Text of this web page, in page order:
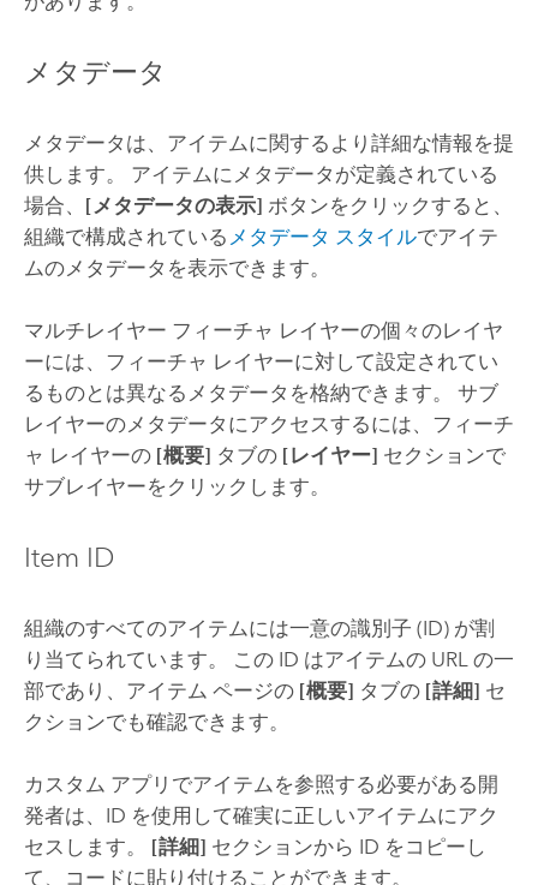
メタデータ
メタデータは、アイテムに関するより詳細な情報を提
供します。 アイテムにメタデータが定義されている
場合、 [メタデータの表示] ボタンをクリックすると、
組織で構成されている メタデータ スタイルでアイテ
ムのメタデータを表示できます。
マルチレイヤー フィーチャ レイヤーの個々のレイヤ
ーには、フィーチャ レイヤーに対して設定されてい
るものとは異なるメタデータを格納できます。 サブ
レイヤーのメタデータにアクセスするには、フィーチ
ャ レイヤーの [概要] タブの [レイヤー] セクションで
サブレイヤーをクリックします。
Item ID
組織のすべてのアイテムには一意の識別子 (ID) が割
り当てられています。 この ID はアイテムの URL の一
部であり、アイテム ページの [概要] タブの [詳細] セ
クションでも確認できます。
カスタム アプリでアイテムを参照する必要がある開
発者は、ID を使用して確実に正しいアイテムにアク
セスします。 [詳細] セクションから ID をコピーし
て、コードに貼り付けることができます。